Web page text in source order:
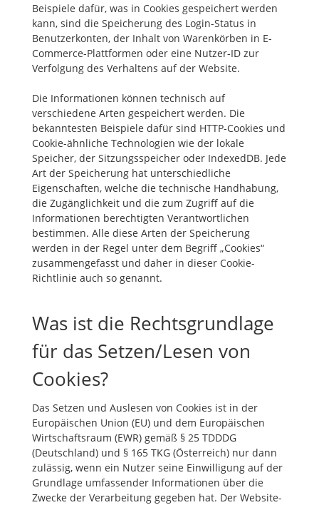
Beispiele dafür, was in Cookies gespeichert werden
kann, sind die Speicherung des Login-Status in
Benutzerkonten, der Inhalt von Warenkörben in E-
Commerce-Plattformen oder eine Nutzer-ID zur
Verfolgung des Verhaltens auf der Website.
Die Informationen können technisch auf
verschiedene Arten gespeichert werden. Die
bekanntesten Beispiele dafür sind HTTP-Cookies und
Cookie-ähnliche Technologien wie der lokale
Speicher, der Sitzungsspeicher oder IndexedDB. Jede
Art der Speicherung hat unterschiedliche
Eigenschaften, welche die technische Handhabung,
die Zugänglichkeit und die zum Zugriff auf die
Informationen berechtigten Verantwortlichen
bestimmen. Alle diese Arten der Speicherung
werden in der Regel unter dem Begriff „Cookies“
zusammengefasst und daher in dieser Cookie-
Richtlinie auch so genannt.
Was ist die Rechtsgrundlage
für das Setzen/Lesen von
Cookies?
Das Setzen und Auslesen von Cookies ist in der
Europäischen Union (EU) und dem Europäischen
Wirtschaftsraum (EWR) gemäß § 25 TDDDG
(Deutschland) und § 165 TKG (Österreich) nur dann
zulässig, wenn ein Nutzer seine Einwilligung auf der
Grundlage umfassender Informationen über die
Zwecke der Verarbeitung gegeben hat. Der Website-